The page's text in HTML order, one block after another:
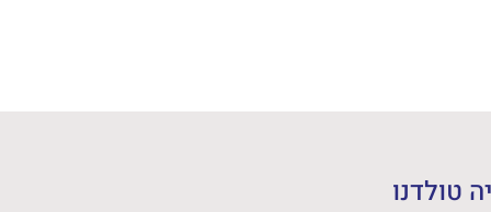
טולדנו